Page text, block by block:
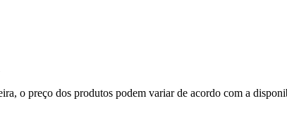
o preço dos produtos podem variar de acordo com a